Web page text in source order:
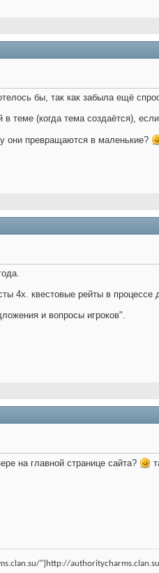
бы, так как забыла ещё
теме (когда тема создаётся),
они превращаются в маленькие?
4х. квестовые рейты в процессе
и вопросы игроков".
на главной странице сайта?
"]http://